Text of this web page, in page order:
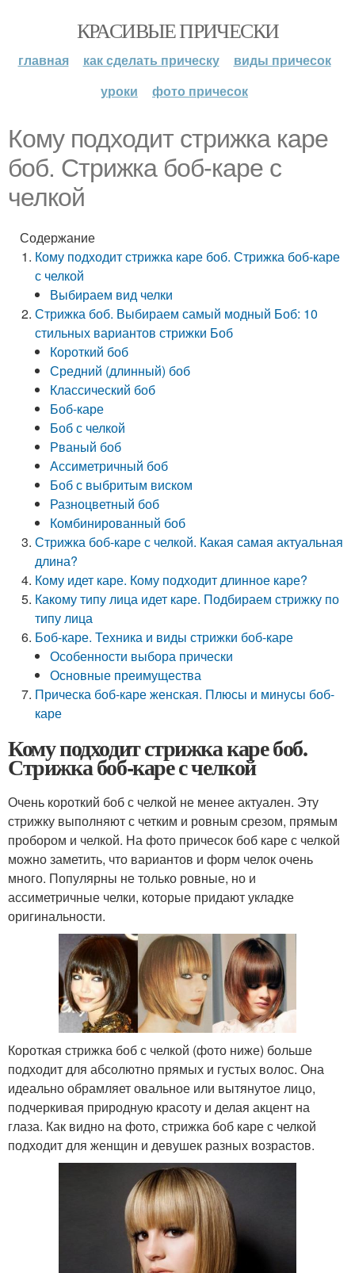
КРАСИВЫЕ ПРИЧЕСКИ
главная как сделать прическу
виды причесок
уроки
фото причесок
Кому подходит стрижка каре
боб. Стрижка боб-каре с
челкой
Содержание
Кому подходит стрижка каре боб. Стрижка боб-каре
с челкой
Выбираем вид челки
Стрижка боб. Выбираем самый модный Боб: 10
стильных вариантов стрижки Боб
Короткий боб
Средний (длинный) боб
Классический боб
Боб-каре
Боб с челкой
Рваный боб
Ассиметричный боб
Боб с выбритым виском
Разноцветный боб
Комбинированный боб
Стрижка боб-каре с челкой. Какая самая актуальная
длина?
Кому идет каре. Кому подходит длинное каре?
Какому типу лица идет каре. Подбираем стрижку по
типу лица
Боб-каре. Техника и виды стрижки боб-каре
Особенности выбора прически
Основные преимущества
Прическа боб-каре женская. Плюсы и минусы боб-
каре
Кому подходит стрижка каре боб.
Стрижка боб-каре с челкой
Очень короткий боб с челкой не менее актуален. Эту
стрижку выполняют с четким и ровным срезом, прямым
пробором и челкой. На фото причесок боб каре с челкой
можно заметить, что вариантов и форм челок очень
много. Популярны не только ровные, но и
ассиметричные челки, которые придают укладке
оригинальности.
Короткая стрижка боб с челкой (фото ниже) больше
подходит для абсолютно прямых и густых волос. Она
идеально обрамляет овальное или вытянутое лицо,
подчеркивая природную красоту и делая акцент на
глаза. Как видно на фото, стрижка боб каре с челкой
подходит для женщин и девушек разных возрастов.